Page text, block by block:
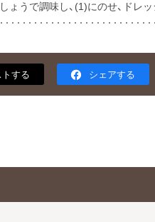
ょうで調味し、(1)にのせ、ドレッ
する シェアする